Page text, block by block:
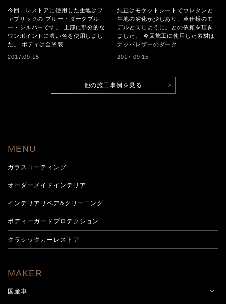
今回、レストアに使用した生地はフ
ァブリックの ブルー・ダークブル
ー・シルバーです。 上部に部分的な
ワンポイントに濃い色を使用しまし
た。 ボディは全塗装…
2017.09.15
純正はモケットシートでウレタンと
生地の劣化が少しあり、革仕様のモ
デルと同じように。との依頼を頂き
ました。 今回施工に使用した素材は
ナッパレザーのダーク…
2017.09.15
他の施工事例を見る
MENU
ガラスコーティング
オーダーメイドインテリア
インテリアリペア&クリーニング
ボディーガードプロテクション
クラシックカーレストア
MAKER
国産車